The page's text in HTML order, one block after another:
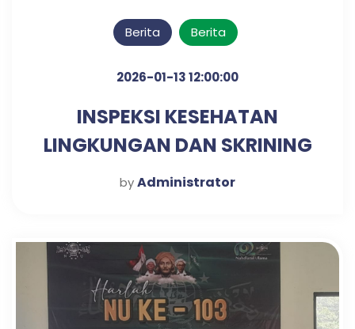
Berita Berita
2026-01-13 12:00:00
INSPEKSI KESEHATAN
LINGKUNGAN DAN SKRINING
DIABETES & HIPERTENSI
byAdministrator